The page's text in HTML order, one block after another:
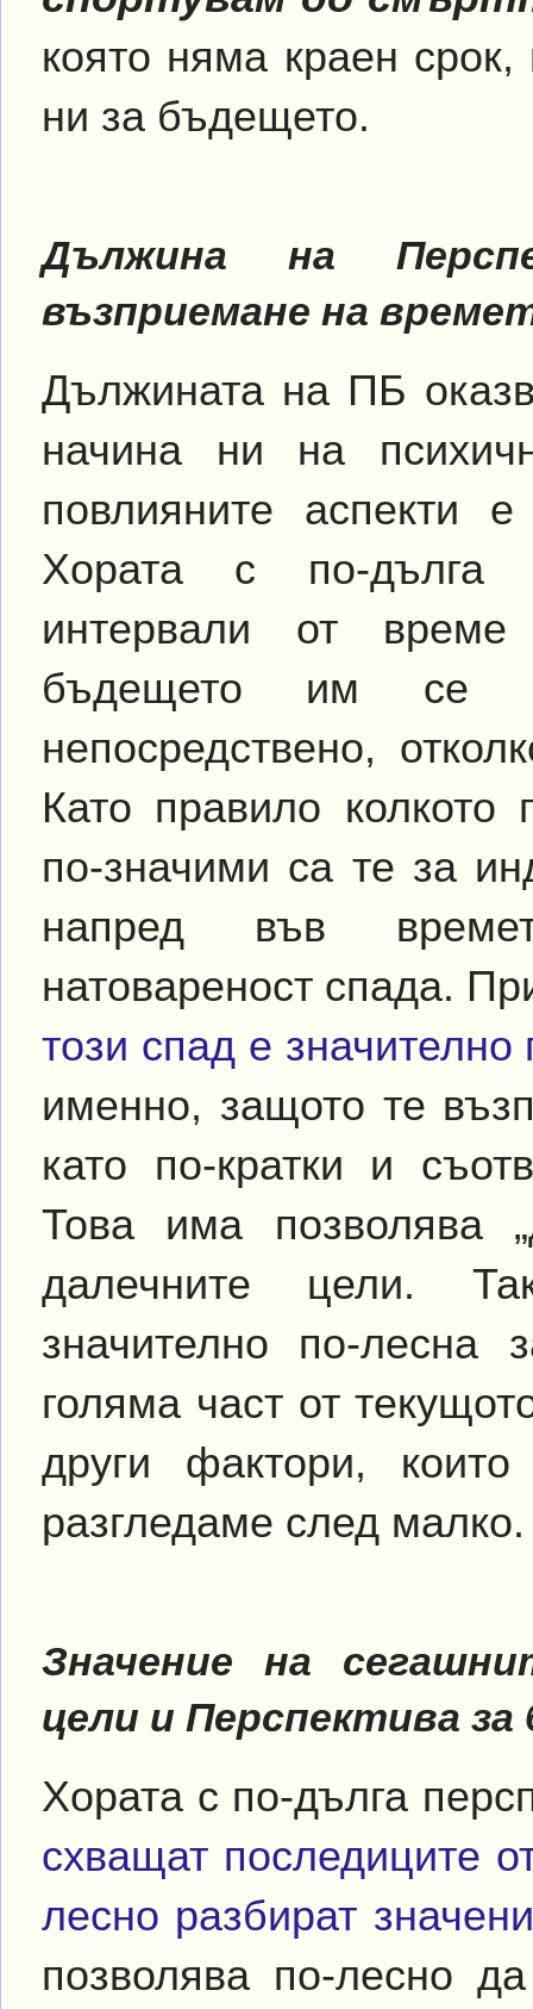
която няма краен
ни за бъдещето.
Дължина на
възприемане на
Дължината на ПБ
начина ни на
повлияните аспекти
Хората с по-дълга
интервали от
бъдещето им се
непосредствено,
Като правило колкото
по-значими са те за
напред във
натовареност спада.
този спад е значително
именно, защото те
като по-кратки и
Това има позволява
далечните цели.
значително по-лесна
голяма част от
други фактори,
разгледаме след малко.
Значение на
цели и Перспектива
Хората с по-дълга
схващат последиците
лесно разбират
позволява по-лесно